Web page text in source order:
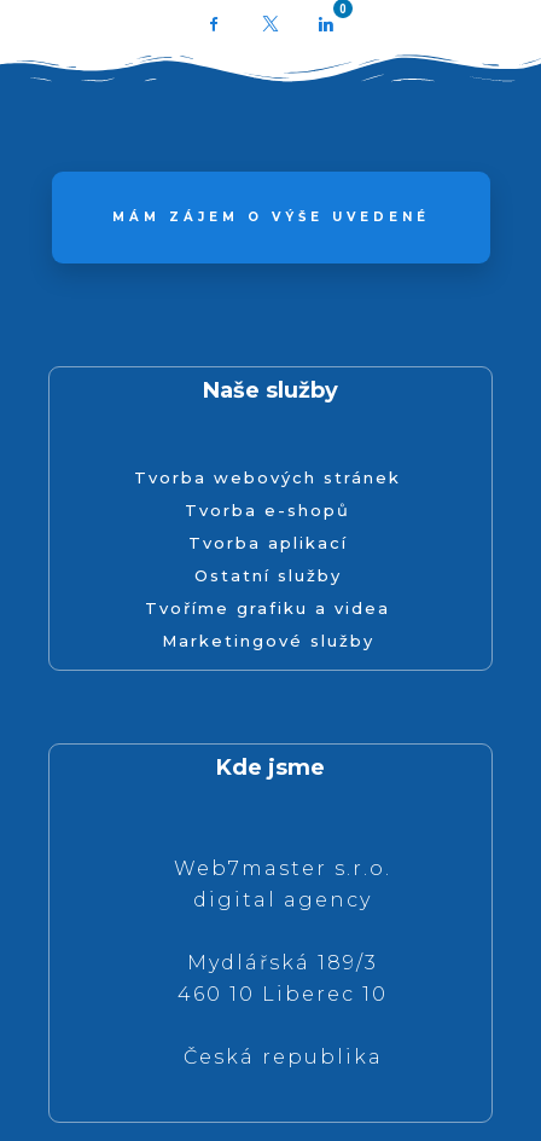
Facebook
0
MÁM ZÁJEM O VÝŠE UVEDENÉ
Naše služby
Tvorba webových stránek
Tvorba e-shopů
Tvorba aplikací
Ostatní služby
Tvoříme grafiku a videa
Marketingové služby
Kde jsme
Web7master s.r.o.
digital agency
Mydlářská 189/3
460 10 Liberec 10
Česká republika